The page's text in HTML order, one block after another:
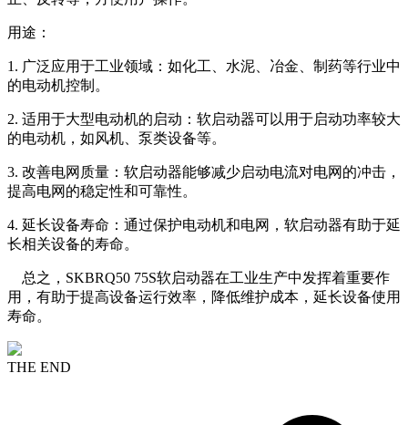
用途：
1. 广泛应用于工业领域：如化工、水泥、冶金、制药等行业中
的电动机控制。
2. 适用于大型电动机的启动：软启动器可以用于启动功率较大
的电动机，如风机、泵类设备等。
3. 改善电网质量：软启动器能够减少启动电流对电网的冲击，
提高电网的稳定性和可靠性。
4. 延长设备寿命：通过保护电动机和电网，软启动器有助于延
长相关设备的寿命。
总之，SKBRQ50 75S软启动器在工业生产中发挥着重要作
用，有助于提高设备运行效率，降低维护成本，延长设备使用
寿命。
THE END